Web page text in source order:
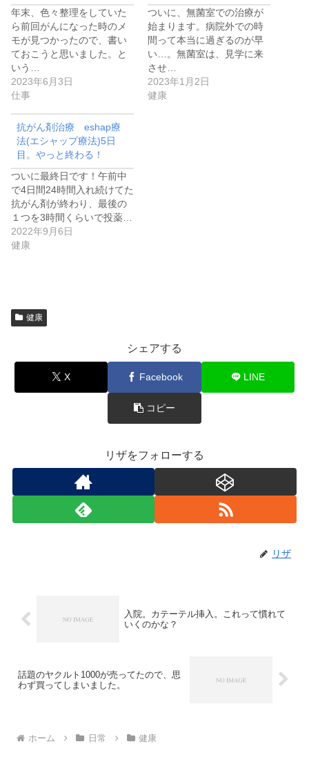
年末、色々整理をしていた
ら前回がんになった時のメ
モが見つかったので、書い
ておこうと思いました。と
いう…
2023年6月3日
仕事
ついに、無菌室での治療が
始まります。病院外での時
間って本当に過ぎるのが早
い…。無菌室は、見学に来
させ…
2023年1月2日
健康
抗がん剤治療 eshap療
法(エシャップ療法)5日
目。やっと終わる！
ついに最終日です！午前中
で4日間24時間入れ続けてた
抗がん剤が終わり、最後の
１つを3時間くらいで投薬…
2022年9月6日
健康
健康
シェアする
X Facebook LINE
コピー
リザをフォローする
リザ
入院。カテーテル挿入。これって慣れて
いくのかな？
話題のヤクルト1000が売ってたので、思
わず買ってしまいました。
ホーム 日常 健康